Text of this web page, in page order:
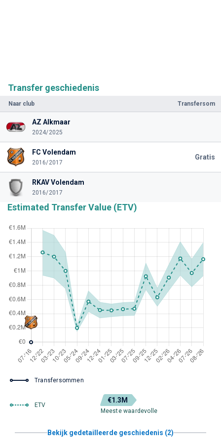
Transfer geschiedenis
Naar club Transfersom
AZ Alkmaar
2024/2025
FC Volendam
2016/2017
Gratis
RKAV Volendam
2016/2017
Estimated Transfer Value (ETV)
Transfersommen
ETV
€1.3M
Meeste waardevolle
Bekijk gedetailleerde geschiedenis (2)